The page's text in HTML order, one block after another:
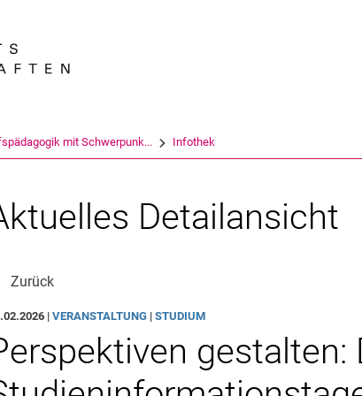
mit Schwerpunk... Infothek
Detailansicht
Zurück
|VERANSTALTUNG |STUDIUM
gestalten: